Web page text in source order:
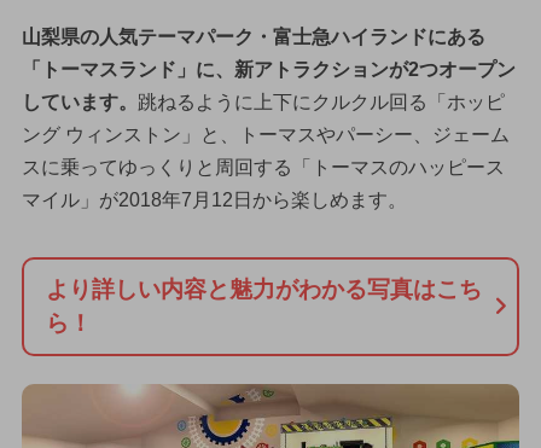
山梨県の人気テーマパーク・富士急ハイランドにある
「トーマスランド」に、新アトラクションが2つオープン
しています。 跳ねるように上下にクルクル回る「ホッピ
ング ウィンストン」と、トーマスやパーシー、ジェーム
スに乗ってゆっくりと周回する「トーマスのハッピース
マイル」が2018年7月12日から楽しめます。
より詳しい内容と魅力がわかる写真はこち
ら！